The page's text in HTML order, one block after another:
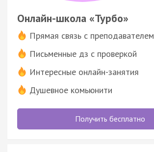
Онлайн-школа «Турбо»
Прямая связь с преподавателем
Письменные дз с проверкой
Интересные онлайн-занятия
Душевное комьюнити
Получить бесплатно